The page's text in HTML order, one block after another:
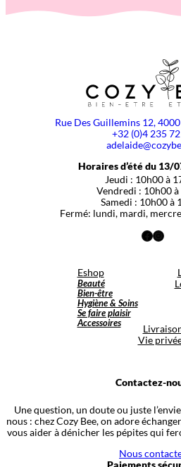
Rue Des Guillemins 12,
+32 (0)4 235
Horaires d’été du 13/
Jeudi : 10h00 à
Vendredi : 10h00
Samedi : 10h00 à
Fermé: lundi, mardi,
Facebook
Eshop
Beauté
Bien-être
Hygiène & Soins
Se faire plaisir
Accessoires
Vie
Contactez-
Une question, un doute ou juste
nous : chez Cozy Bee, on adore
vous aider à dénicher les pépites qui
Nous